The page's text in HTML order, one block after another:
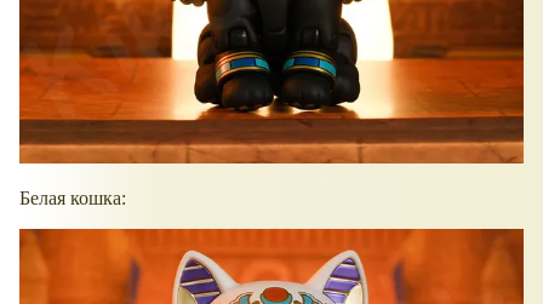
Белая кошка: